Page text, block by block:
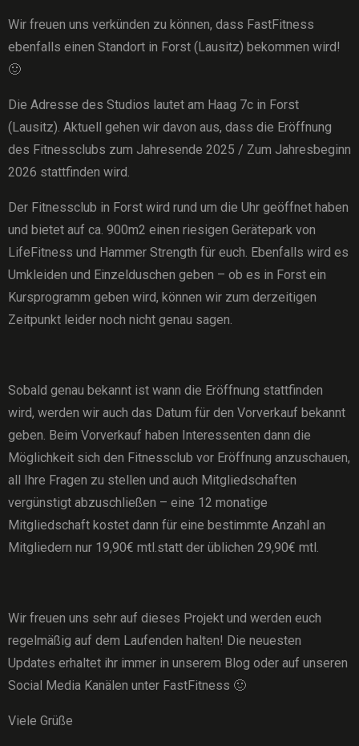
Wir freuen uns verkünden zu können, dass FastFitness
ebenfalls einen Standort in Forst (Lausitz) bekommen wird!
🙂
Die Adresse des Studios lautet am Haag 7c in Forst
(Lausitz). Aktuell gehen wir davon aus, dass die Eröffnung
des Fitnessclubs zum Jahresende 2025 / Zum Jahresbeginn
2026 stattfinden wird.
Der Fitnessclub in Forst wird rund um die Uhr geöffnet haben
und bietet auf ca. 900m2 einen riesigen Gerätepark von
LifeFitness und Hammer Strength für euch. Ebenfalls wird es
Umkleiden und Einzelduschen geben – ob es in Forst ein
Kursprogramm geben wird, können wir zum derzeitigen
Zeitpunkt leider noch nicht genau sagen.
Sobald genau bekannt ist wann die Eröffnung stattfinden
wird, werden wir auch das Datum für den Vorverkauf bekannt
geben. Beim Vorverkauf haben Interessenten dann die
Möglichkeit sich den Fitnessclub vor Eröffnung anzuschauen,
all Ihre Fragen zu stellen und auch Mitgliedschaften
vergünstigt abzuschließen – eine 12 monatige
Mitgliedschaft kostet dann für eine bestimmte Anzahl an
Mitgliedern nur 19,90€ mtl.statt der üblichen 29,90€ mtl.
Wir freuen uns sehr auf dieses Projekt und werden euch
regelmäßig auf dem Laufenden halten! Die neuesten
Updates erhaltet ihr immer in unserem Blog oder auf unseren
Social Media Kanälen unter FastFitness 🙂
Viele Grüße